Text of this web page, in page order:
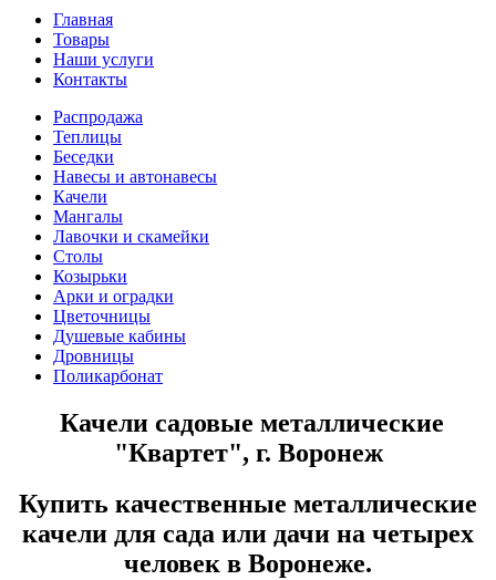
Главная
Товары
Наши услуги
Контакты
Распродажа
Теплицы
Беседки
Навесы и автонавесы
Качели
Мангалы
Лавочки и скамейки
Столы
Козырьки
Арки и оградки
Цветочницы
Душевые кабины
Дровницы
Поликарбонат
Качели садовые металлические
"Квартет", г. Воронеж
Купить качественные металлические
качели для сада или дачи на четырех
человек в Воронеже.